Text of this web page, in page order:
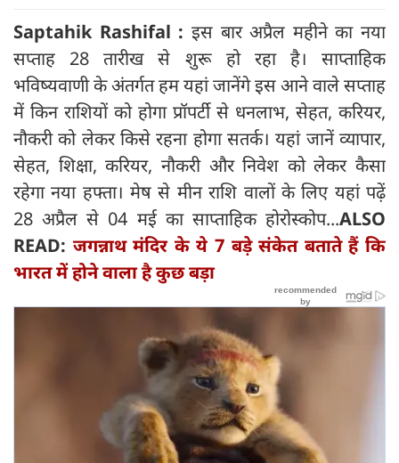
Saptahik Rashifal : इस बार अप्रैल महीने का नया
सप्ताह 28 तारीख से शुरू हो रहा है। साप्ताहिक
भविष्यवाणी के अंतर्गत हम यहां जानेंगे इस आने वाले सप्ताह
में किन राशियों को होगा प्रॉपर्टी से धनलाभ, सेहत, करियर,
नौकरी को लेकर किसे रहना होगा सतर्क। यहां जानें व्यापार,
सेहत, शिक्षा, करियर, नौकरी और निवेश को लेकर कैसा
रहेगा नया हफ्ता। मेष से मीन राशि वालों के लिए यहां पढ़ें
28 अप्रैल से 04 मई का साप्ताहिक होरोस्कोप...ALSO
READ: जगन्नाथ मंदिर के ये 7 बड़े संकेत बताते हैं कि
भारत में होने वाला है कुछ बड़ा